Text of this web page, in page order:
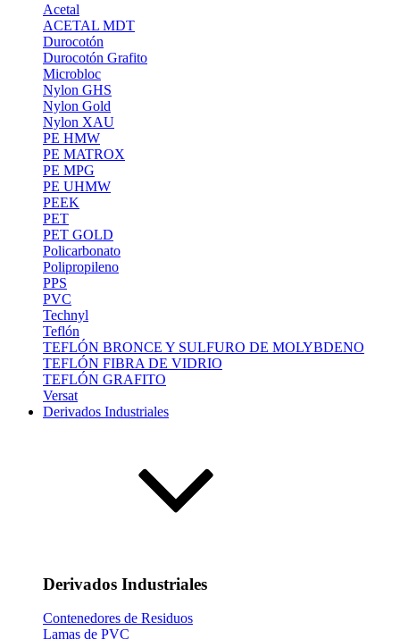
Acetal
ACETAL MDT
Durocotón
Durocotón Grafito
Microbloc
Nylon GHS
Nylon Gold
Nylon XAU
PE HMW
PE MATROX
PE MPG
PE UHMW
PEEK
PET
PET GOLD
Policarbonato
Polipropileno
PPS
PVC
Technyl
Teflón
TEFLÓN BRONCE Y SULFURO DE MOLYBDENO
TEFLÓN FIBRA DE VIDRIO
TEFLÓN GRAFITO
Versat
Derivados Industriales
Derivados Industriales
Contenedores de Residuos
Lamas de PVC